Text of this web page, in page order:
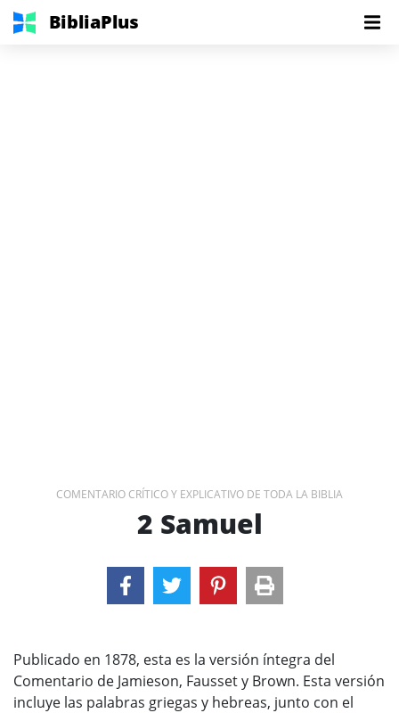
BibliaPlus
COMENTARIO CRÍTICO Y EXPLICATIVO DE TODA LA BIBLIA
2 Samuel
Publicado en 1878, esta es la versión íntegra del
Comentario de Jamieson, Fausset y Brown. Esta versión
incluye las palabras griegas y hebreas, junto con el